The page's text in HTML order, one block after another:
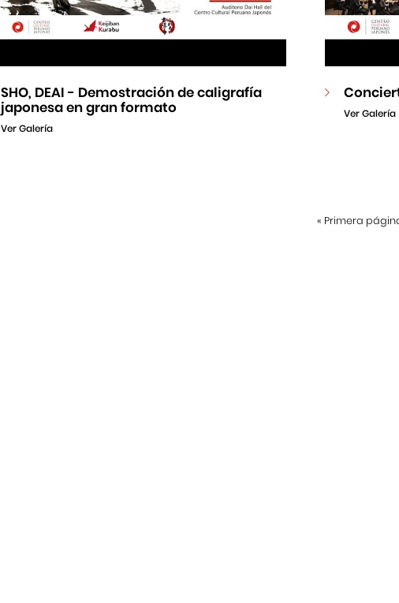
SHO, DEAI - Demostración de caligrafía
japonesa en gran formato
Ver Galería
Ver Galería
« Primera